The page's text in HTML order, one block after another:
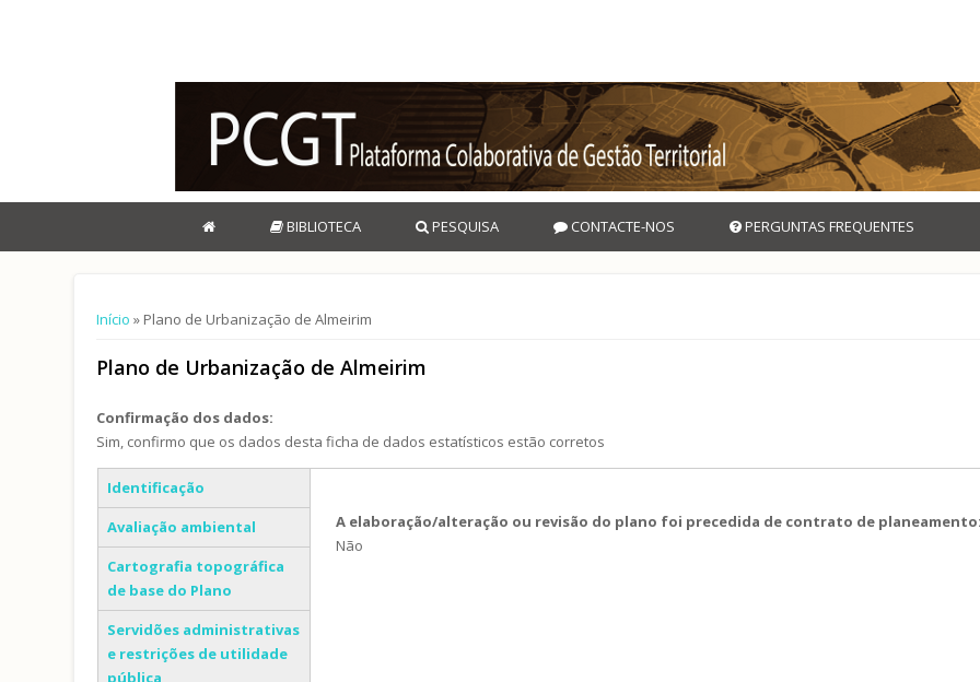
BIBLIOTECA PESQUISA CONTACTE-NOS PERGUNTAS FREQUENTES
Está aqui
Início » Plano de Urbanização de Almeirim
Plano de Urbanização de Almeirim
Confirmação dos dados:
Sim, confirmo que os dados desta ficha de dados estatísticos estão corretos
Separadores verticais
Identificação
Avaliação ambiental
Cartografia topográfica
de base do Plano
Servidões administrativas
e restrições de utilidade
pública
A elaboração/alteração ou revisão do plano foi precedida de contrato de
Não